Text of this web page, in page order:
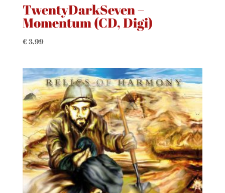
TwentyDarkSeven –
Momentum (CD, Digi)
€ 3,99